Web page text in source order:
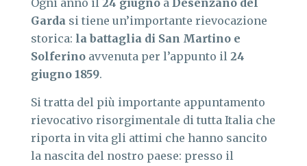
Ogni anno il 24 giugno a Desenzano del
Garda si tiene un’importante rievocazione
storica: la battaglia di San Martino e
Solferino avvenuta per l’appunto il 24
giugno 1859.
Si tratta del più importante appuntamento
rievocativo risorgimentale di tutta Italia che
riporta in vita gli attimi che hanno sancito
la nascita del nostro paese: presso il